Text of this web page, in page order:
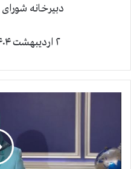
دبیرخانه
۲ اردیبهشت ۱۴۰۴ (۲۲ آوریل ۲۰۲۵)
خ
ا